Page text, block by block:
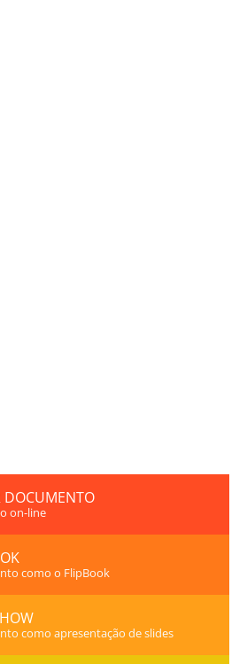
DOCUMENTO
on-line
como o FlipBook
como apresentação de slides